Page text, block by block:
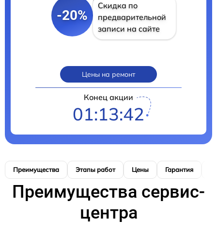
-20%
Скидка по
предварительной
записи на сайте
Цены на ремонт
Конец акции
01:13:40
Преимущества Этапы работ Цены Гарантия
Преимущества сервис-
центра